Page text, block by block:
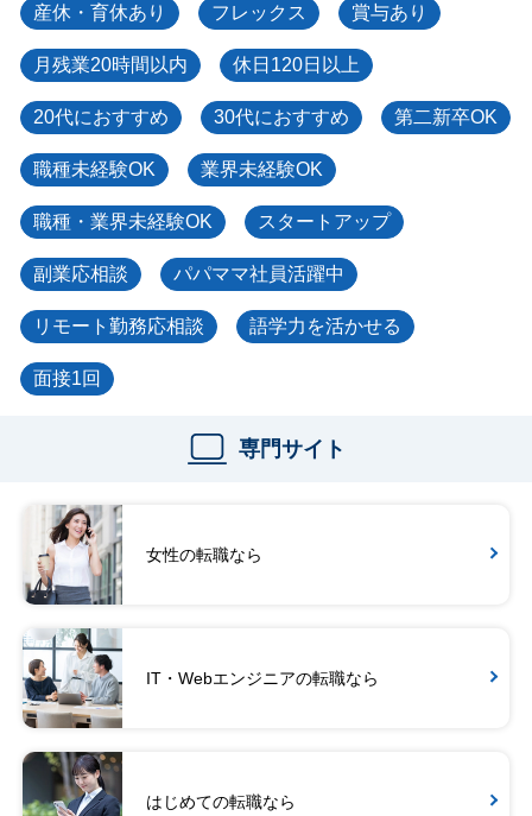
産休・育休あり フレックス 賞与あり
月残業20時間以内 休日120日以上
20代におすすめ 30代におすすめ 第二新卒OK
職種未経験OK 業界未経験OK
職種・業界未経験OK スタートアップ
副業応相談 パパママ社員活躍中
リモート勤務応相談 語学力を活かせる
面接1回
専門サイト
女性の転職なら
IT・Webエンジニアの転職なら
はじめての転職なら